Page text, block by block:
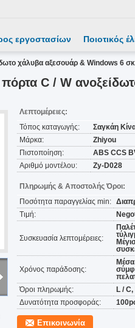
εργοστασίων Ποιοτικός
χάλυβα αξεσουάρ & Windows 6
C / W
Λεπτομέρειες:
Τόπος καταγωγής:
Σαγκάη
Μάρκα:
Zhiyou
Πιστοποίηση:
ABS CCS
Αριθμό μοντέλου:
Zy-D028
Πληρωμής & Αποστολής Όροι:
Ποσότητα παραγγελίας min:
Τιμή:
Συσκευασία λεπτομέρειες:
Χρόνος παράδοσης:
Όροι πληρωμής:
L / C,
Δυνατότητα προσφοράς:
Επικοινωνία